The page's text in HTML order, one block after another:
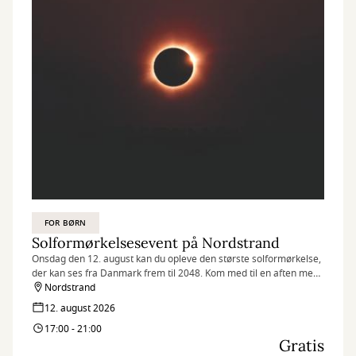
FOR BØRN
Solformørkelsesevent på Nordstrand
Onsdag den 12. august kan du opleve den største solformørkelse,
der kan ses fra Danmark frem til 2048. Kom med til en aften med
familieaktiviteter, solquiz og fælles oplevelse af solformørkelsen
på Nordstrand.
Nordstrand
12. august 2026
17:00 - 21:00
Gratis